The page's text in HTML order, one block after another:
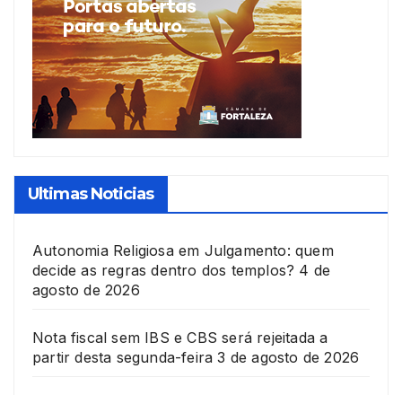
Ultimas Noticias
Autonomia Religiosa em Julgamento: quem
decide as regras dentro dos templos? 4 de
agosto de 2026
Nota fiscal sem IBS e CBS será rejeitada a
partir desta segunda-feira 3 de agosto de 2026